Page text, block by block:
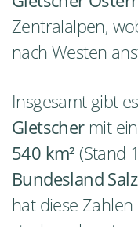
Zentralalpen,
nach Westen
Insgesamt gibt es
Gletschermit
540 km² (Stand
Bundesland
hat diese